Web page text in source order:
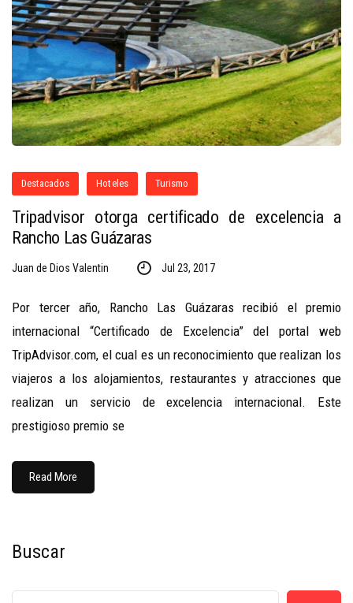
Destacados Hoteles Turismo
Tripadvisor otorga certificado de excelencia a
Rancho Las Guázaras
Juan de Dios Valentin Jul 23, 2017
Por tercer año, Rancho Las Guázaras recibió el premio
internacional “Certificado de Excelencia” del portal web
TripAdvisor.com, el cual es un reconocimiento que realizan los
viajeros a los alojamientos, restaurantes y atracciones que
realizan un servicio de excelencia internacional. Este
prestigioso premio se
Read More
Buscar